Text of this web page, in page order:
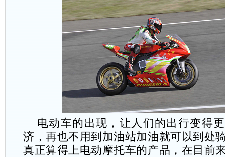
电动车的出现，让人们的出行变得
济，再也不用到加油站加油就可以到处
真正算得上电动摩托车的产品，在目前